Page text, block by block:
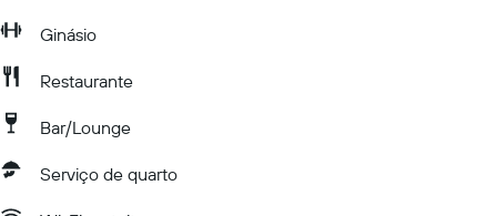
Ginásio
Restaurante
Bar/Lounge
Serviço de quarto